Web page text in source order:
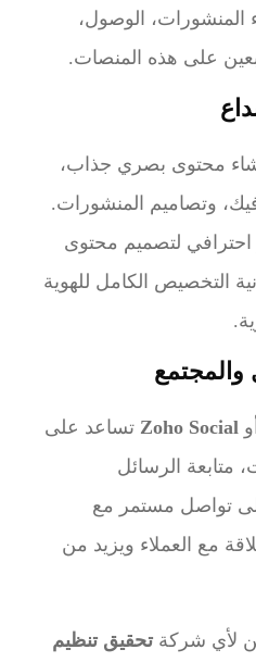
المنشورات، الوصول،
على هذه المنصات.
محتوى بصري جذاب،
وتصاميم المنشورات.
احترافي لتصميم محتوى
التخصيص الكامل للهوية
أو Zoho Social تساعد على
متابعة الرسائل
تواصل مستمر مع
مع العملاء ويزيد من
لأي شركة تحقيق تنظيم